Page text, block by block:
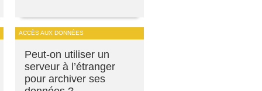
ACCÈS AUX DONNÉES
Peut-on utiliser un
serveur à l’étranger
pour archiver ses